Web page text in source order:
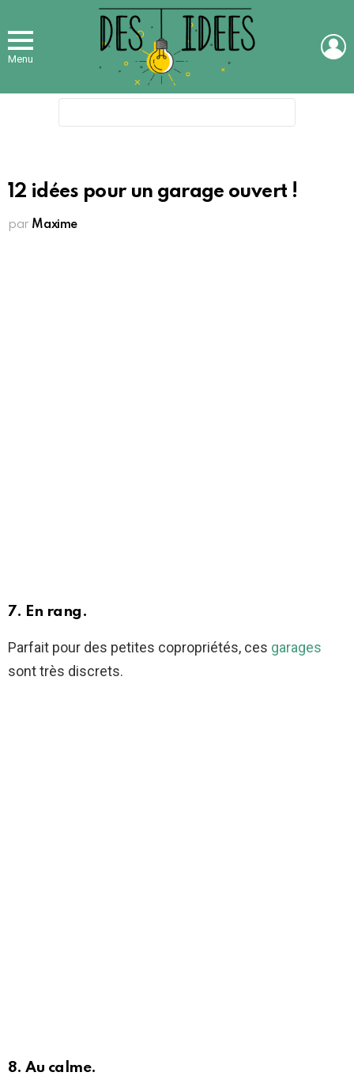
Menu
12 idées pour un garage ouvert !
par Maxime
7. En rang.
Parfait pour des petites copropriétés, ces garages
sont très discrets.
8. Au calme.